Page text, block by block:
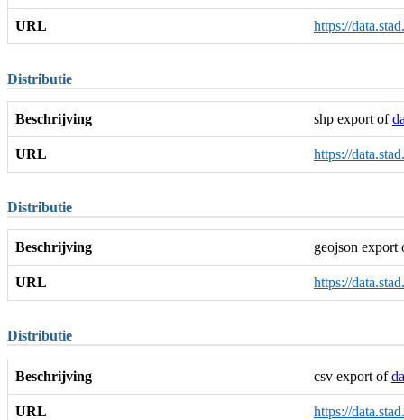
URL https://
Distributie
Beschrijving shp export of
URL https://
Distributie
Beschrijving geojson
URL https://
Distributie
Beschrijving csv export of
URL https://